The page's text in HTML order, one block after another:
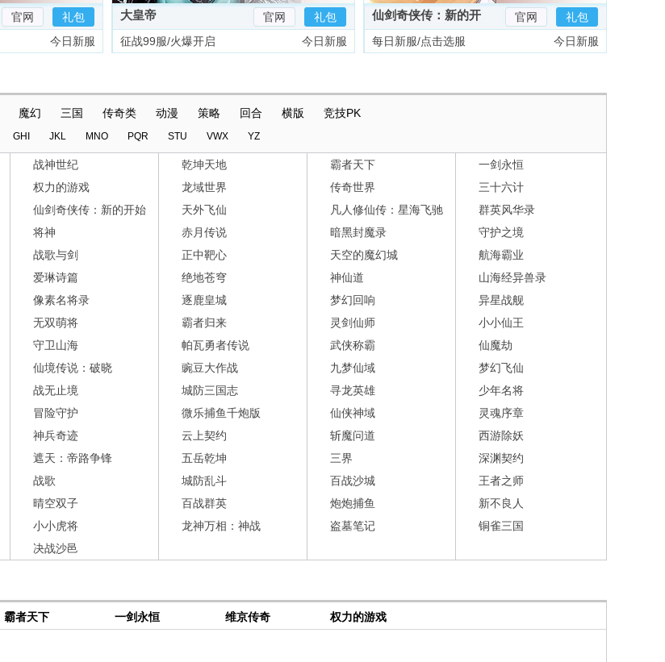
官网
礼包
今日新服
大皇帝 官网
礼包
今日新服
征战99服/火爆开启
仙剑奇侠传：新的开
始
官网
礼包
今日新服
每日新服/点击选服
魔幻 三国 传奇类 动漫 策略 回合 横版 竞技PK
GHI JKL MNO PQR STU VWX YZ
战神世纪 乾坤天地 霸者天下
一剑永恒
权力的游戏 龙域世界 传奇世界
三十六计
仙剑奇侠传：新的开始 天外飞仙 凡人修仙传：星海飞驰
群英风华录
将神 赤月传说 暗黑封魔录
守护之境
战歌与剑 正中靶心 天空的魔幻城
航海霸业
爱琳诗篇 绝地苍穹 神仙道
山海经异兽录
像素名将录 逐鹿皇城 梦幻回响
异星战舰
无双萌将 霸者归来 灵剑仙师
小小仙王
守卫山海 帕瓦勇者传说 武侠称霸
仙魔劫
仙境传说：破晓 豌豆大作战 九梦仙域
梦幻飞仙
战无止境 城防三国志 寻龙英雄
少年名将
冒险守护 微乐捕鱼千炮版 仙侠神域
灵魂序章
神兵奇迹 云上契约 斩魔问道
西游除妖
遮天：帝路争锋 五岳乾坤 三界
深渊契约
战歌 城防乱斗 百战沙城
王者之师
晴空双子 百战群英 炮炮捕鱼
新不良人
小小虎将 龙神万相：神战 盗墓笔记
铜雀三国
决战沙邑
霸者天下 一剑永恒 维京传奇 权力的游戏